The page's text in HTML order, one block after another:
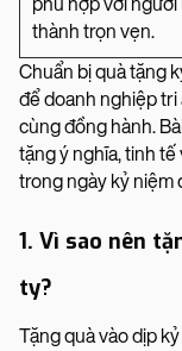
thành trọn vẹn.
Chuẩn bị quà tặng
để doanh nghiệp tri
cùng đồng hành.
tặng ý nghĩa, tinh tế
trong ngày kỷ niệm
1. Vì sao nên
ty?
Tặng quà vào dịp